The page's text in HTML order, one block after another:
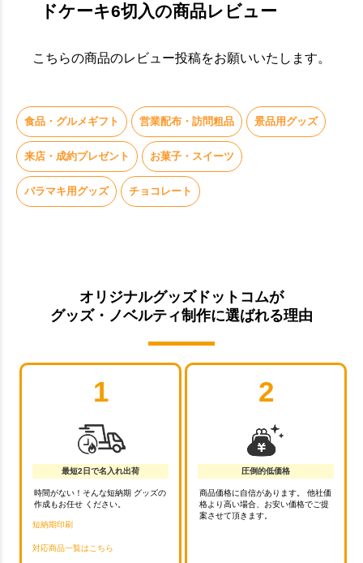
ドケーキ6切入の商品レビュー
こちらの商品のレビュー投稿をお願いいたします。
食品・グルメギフト 営業配布・訪問粗品 景品用グッズ
来店・成約プレゼント お菓子・スイーツ
バラマキ用グッズ チョコレート
オリジナルグッズドットコムが
グッズ・ノベルティ制作に選ばれる理由
1
最短2日で名入れ出荷
時間がない！そんな短納期 グッズの
作成もお任せ ください。
短納期印刷
対応商品一覧はこちら
2
圧倒的低価格
商品価格に自信があります。 他社価
格より高い場合、お安い価格でご提
案させて頂きます。